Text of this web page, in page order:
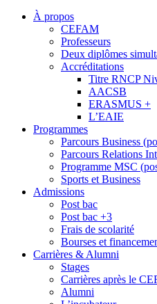
À propos
CEFAM
Professeurs
Deux diplômes
Accréditations
Titre RNCP
AACSB
ERASMUS +
L’EAIE
Programmes
Parcours Business
Parcours Relations
Programme MSC
Sports et Business
Admissions
Post bac
Post bac +3
Frais de scolarité
Bourses et
Carrières & Alumni
Stages
Carrières après le
Alumni